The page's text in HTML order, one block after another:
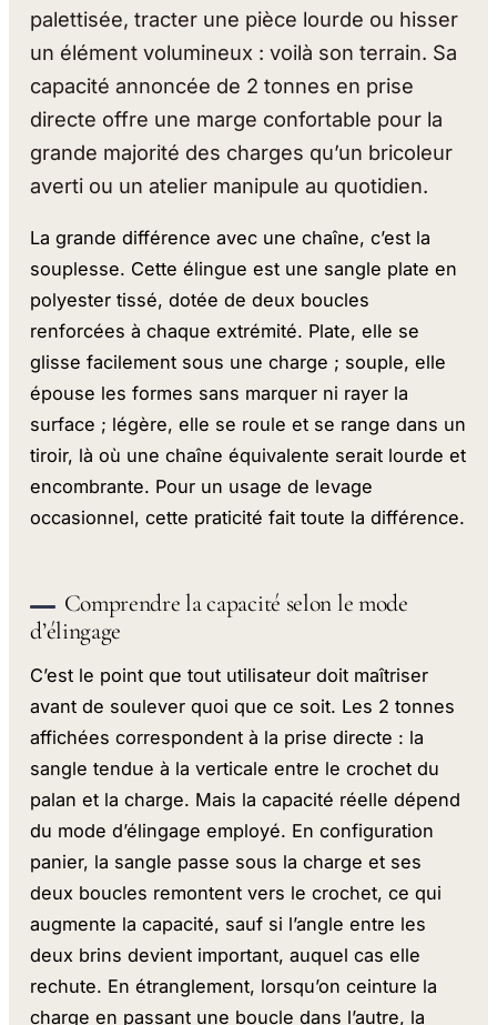
palettisée, tracter une pièce lourde ou hisser
un élément volumineux : voilà son terrain. Sa
capacité annoncée de 2 tonnes en prise
directe offre une marge confortable pour la
grande majorité des charges qu’un bricoleur
averti ou un atelier manipule au quotidien.
La grande différence avec une chaîne, c’est la
souplesse. Cette élingue est une sangle plate en
polyester tissé, dotée de deux boucles
renforcées à chaque extrémité. Plate, elle se
glisse facilement sous une charge ; souple, elle
épouse les formes sans marquer ni rayer la
surface ; légère, elle se roule et se range dans un
tiroir, là où une chaîne équivalente serait lourde et
encombrante. Pour un usage de levage
occasionnel, cette praticité fait toute la différence.
Comprendre la capacité selon le mode
d’élingage
C’est le point que tout utilisateur doit maîtriser
avant de soulever quoi que ce soit. Les 2 tonnes
affichées correspondent à la prise directe : la
sangle tendue à la verticale entre le crochet du
palan et la charge. Mais la capacité réelle dépend
du mode d’élingage employé. En configuration
panier, la sangle passe sous la charge et ses
deux boucles remontent vers le crochet, ce qui
augmente la capacité, sauf si l’angle entre les
deux brins devient important, auquel cas elle
rechute. En étranglement, lorsqu’on ceinture la
charge en passant une boucle dans l’autre, la